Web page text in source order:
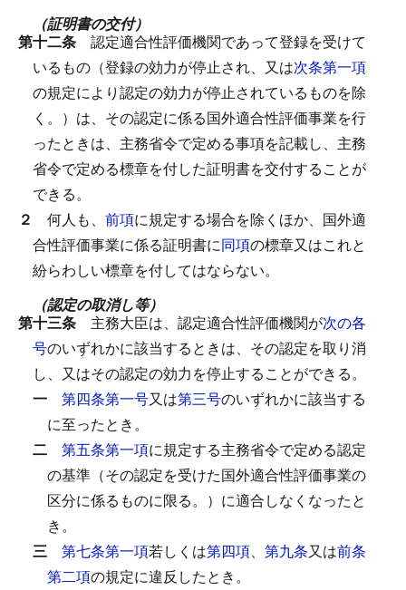
（証明書の交付）
第十二条 認定適合性評価機関であって登録を受けて
いるもの（登録の効力が停止され、又は次条第一項
の規定により認定の効力が停止されているものを除
く。）は、その認定に係る国外適合性評価事業を行
ったときは、主務省令で定める事項を記載し、主務
省令で定める標章を付した証明書を交付することが
できる。
２ 何人も、 前項に規定する場合を除くほか、国外適
合性評価事業に係る証明書に同項の標章又はこれと
紛らわしい標章を付してはならない。
（認定の取消し等）
第十三条 主務大臣は、認定適合性評価機関が次の各
号のいずれかに該当するときは、その認定を取り消
し、又はその認定の効力を停止することができる。
一 第四条第一号又は第三号のいずれかに該当する
に至ったとき。
二 第五条第一項に規定する主務省令で定める認定
の基準（その認定を受けた国外適合性評価事業の
区分に係るものに限る。）に適合しなくなったと
き。
三 第七条第一項若しくは第四項、 第九条又は前条
第二項の規定に違反したとき。